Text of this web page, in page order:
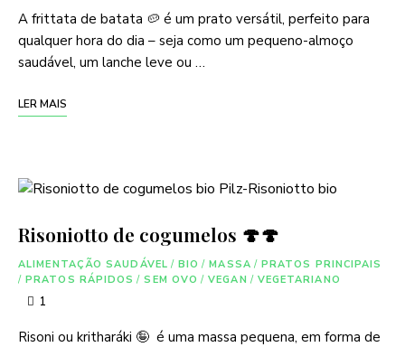
A frittata de batata 🥔 é um prato versátil, perfeito para
qualquer hora do dia – seja como um pequeno-almoço
saudável, um lanche leve ou …
LER MAIS
Risoniotto de cogumelos 🍄🍄
ALIMENTAÇÃO SAUDÁVEL / BIO / MASSA / PRATOS PRINCIPAIS
/ PRATOS RÁPIDOS / SEM OVO / VEGAN / VEGETARIANO
1
Risoni ou kritharáki 🤪 é uma massa pequena, em forma de